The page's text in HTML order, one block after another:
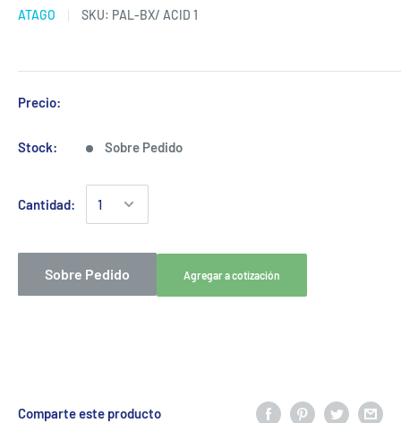
ATAGO SKU: PAL-BX/ ACID 1
Precio:
Stock: Sobre Pedido
Cantidad:
Sobre Pedido Agregar a cotización
Comparte este producto